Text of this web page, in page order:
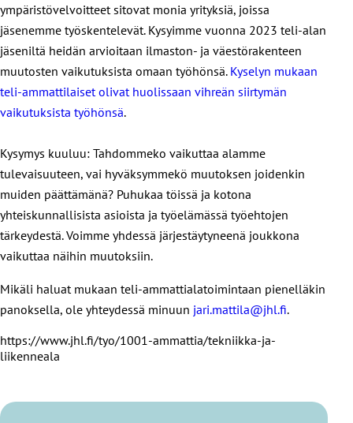
ympäristövelvoitteet sitovat monia yrityksiä, joissa
jäsenemme työskentelevät. Kysyimme vuonna 2023 teli-alan
jäseniltä heidän arvioitaan ilmaston- ja väestörakenteen
muutosten vaikutuksista omaan työhönsä. Kyselyn mukaan
teli-ammattilaiset olivat huolissaan vihreän siirtymän
vaikutuksista työhönsä.
Kysymys kuuluu: Tahdommeko vaikuttaa alamme
tulevaisuuteen, vai hyväksymmekö muutoksen joidenkin
muiden päättämänä? Puhukaa töissä ja kotona
yhteiskunnallisista asioista ja työelämässä työehtojen
tärkeydestä. Voimme yhdessä järjestäytyneenä joukkona
vaikuttaa näihin muutoksiin.
Mikäli haluat mukaan teli-ammattialatoimintaan pienelläkin
panoksella, ole yhteydessä minuun jari.mattila@jhl.fi.
https://www.jhl.fi/tyo/1001-ammattia/tekniikka-ja-
liikenneala